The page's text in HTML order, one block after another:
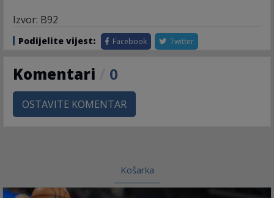
Izvor: B92
Podijelite vijest: Facebook Twitter
Komentari 0
OSTAVITE KOMENTAR
Košarka